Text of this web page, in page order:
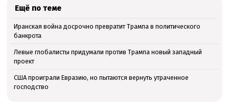
Ещё по теме
Иранская война досрочно превратит Трампа в политического
банкрота
Левые глобалисты придумали против Трампа новый западный
проект
США проиграли Евразию, но пытаются вернуть утраченное
господство